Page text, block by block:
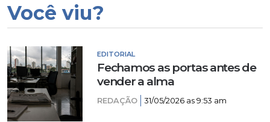
Você viu?
EDITORIAL
Fechamos as portas antes de
vender a alma
REDAÇÃO 31/05/2026 as 9:53 am